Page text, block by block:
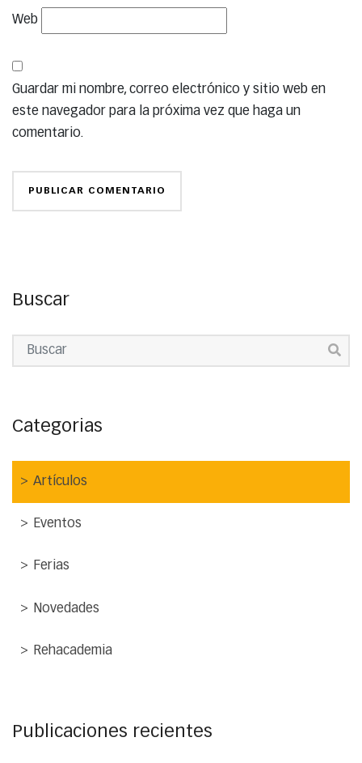
Web
Guardar mi nombre, correo electrónico y sitio web en
este navegador para la próxima vez que haga un
comentario.
Buscar
Categorias
Artículos
Eventos
Ferias
Novedades
Rehacademia
Publicaciones recientes